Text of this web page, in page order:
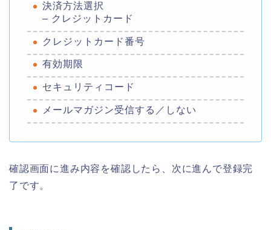
決済方法選択
– クレジットカード
クレジットカード番号
有効期限
セキュリティコード
メールマガジン受信する／しない
確認画面に進み内容を確認したら、次に進んで登録完
了です。